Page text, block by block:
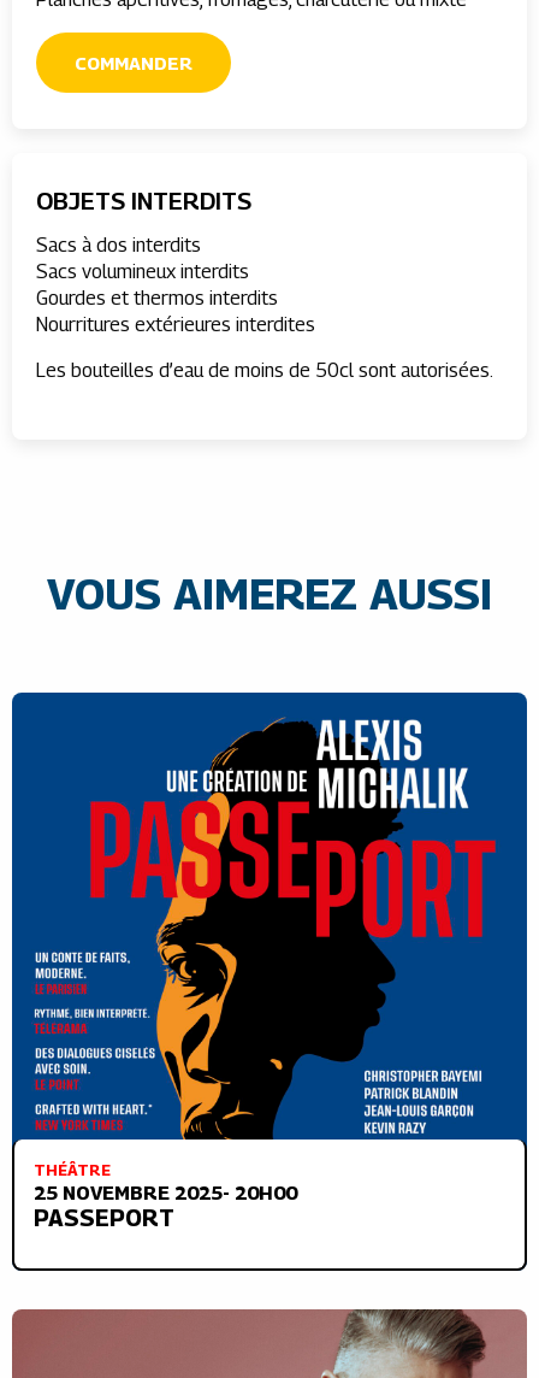
COMMANDER
OBJETS INTERDITS
Sacs à dos interdits
Sacs volumineux interdits
Gourdes et thermos interdits
Nourritures extérieures interdites
Les bouteilles d’eau de moins de 50cl sont autorisées.
VOUS AIMEREZ AUSSI
THÉÂTRE
25 NOVEMBRE 2025- 20H00
PASSEPORT